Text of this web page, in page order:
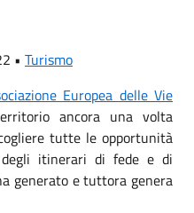
• Turismo
Europea delle Vie
ancora una volta
tutte le opportunità
itinerari di fede e di
generato e tuttora genera